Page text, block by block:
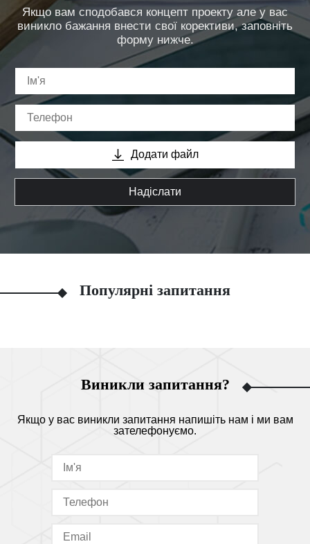
Якщо вам сподобався концепт проекту але у вас
виникло бажання внести свої корективи, заповніть
форму нижче.
Додати файл
Надіслати
Популярні запитання
Виникли запитання?
Якщо у вас виникли запитання напишіть нам і ми вам
зателефонуємо.